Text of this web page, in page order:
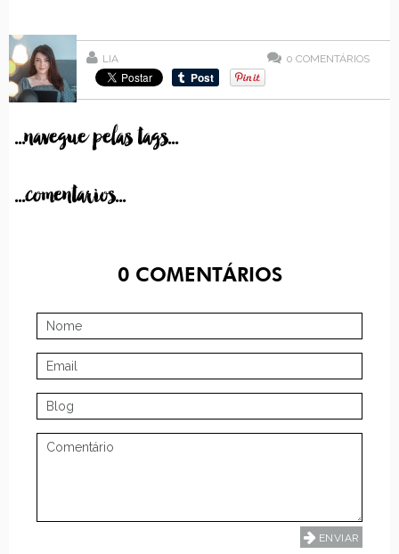
LIA 0 COMENTÁRIOS
...navegue pelas tags...
...comentarios...
0COMENTÁRIOS